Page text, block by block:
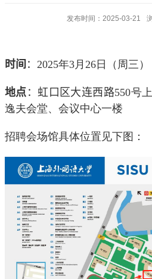
发布时间：2025-03-21
时间 ： 2025年3月 26 日（周三）
地点 ：虹口区大连西路550号
逸夫会堂、会议中心一楼
招聘会场馆具体位置见下图：